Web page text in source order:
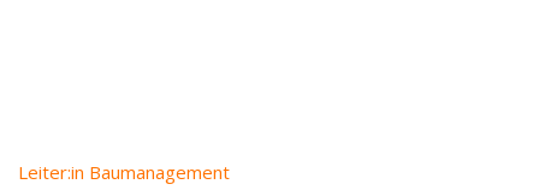
Leiter:in Baumanagement